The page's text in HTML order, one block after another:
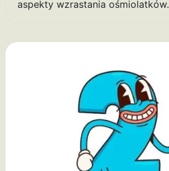
aspekty wzrastania ośmiolatków.